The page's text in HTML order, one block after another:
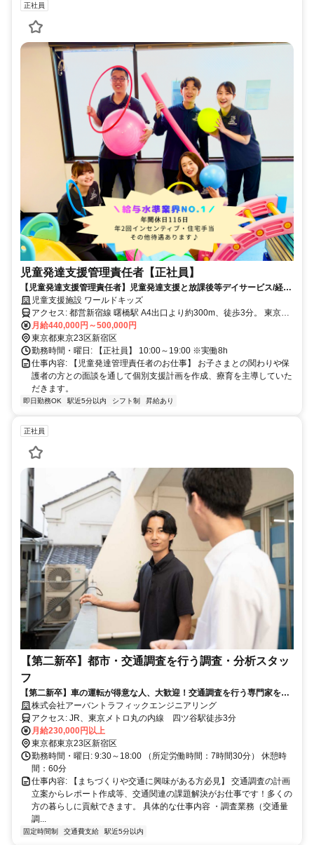
正社員
児童発達支援管理責任者【正社員】
【児童発達支援管理責任者】児童発達支援と放課後等デイサービス/経験
者歓迎児童支援施設 ワールドキッズ
アクセス: 都営新宿線 曙橋駅 A4出口より約300m、徒歩3分。 東京メ
トロ丸ノ内線四谷三丁目2番出口より550m、徒歩6分
月給440,000円～500,000円
東京都東京23区新宿区
勤務時間・曜日: 【正社員】 10:00～19:00 ※実働8h
仕事内容: 【児童発達管理責任者のお仕事】 お子さまとの関わりや保
護者の方との面談を通して個別支援計画を作成、療育を主導していた
だきます。
即日勤務OK 駅近5分以内 シフト制 昇給あり
正社員
【第二新卒】都市・交通調査を行う調査・分析スタッ
フ
【第二新卒】車の運転が得意な人、大歓迎！交通調査を行う専門家を目
指す株式会社アーバントラフィックエンジニアリング
アクセス: JR、東京メトロ丸の内線 四ツ谷駅徒歩3分
月給230,000円以上
東京都東京23区新宿区
勤務時間・曜日: 9:30～18:00 （所定労働時間：7時間30分） 休憩時
間：60分
仕事内容: 【まちづくりや交通に興味がある方必見】 交通調査の計画
立案からレポート作成等、交通関連の課題解決がお仕事です！多くの
方の暮らしに貢献できます。 具体的な仕事内容 ・調査業務（交通量
調...
固定時間制 交通費支給 駅近5分以内